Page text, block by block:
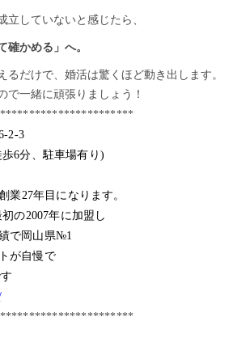
立していないと感じたら、
確かめる」へ。
るだけで、婚活は驚くほど動き出します。
で一緒に頑張りましょう！
2-3
6分、駐車場有り)
業27年目になります。
の2007年に加盟し
で岡山県№1
が自慢で